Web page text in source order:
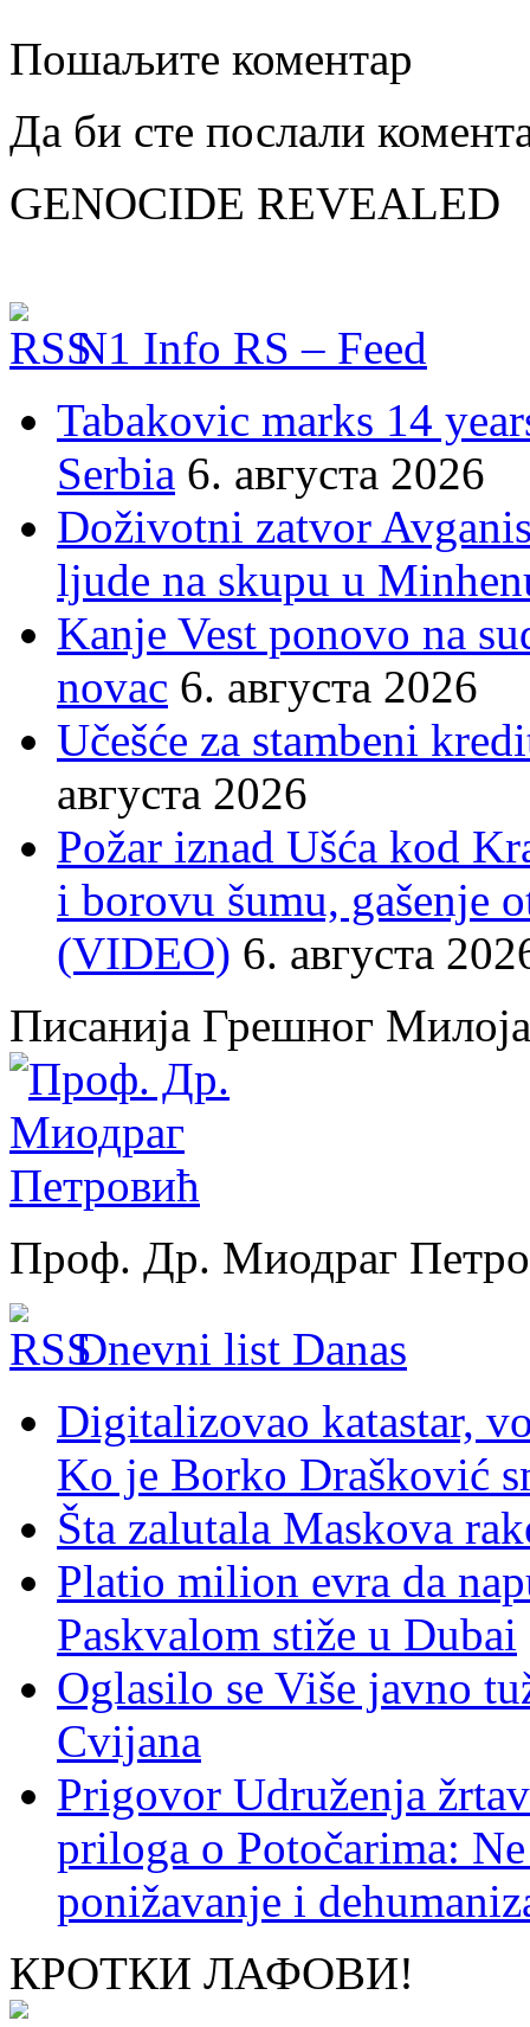
Пошаљите коментар
Да би сте послали
GENOCIDE REVEALED
N1 Info RS – Feed
Tabakovic marks 14
Serbia 6. августа 2026
Doživotni zatvor
ljude na skupu u
Kanje Vest ponovo na
novac 6. августа 2026
Učešće za stambeni
августа 2026
Požar iznad Ušća kod
i borovu šumu, gašenje
(VIDEO) 6. августа
Писанија Грешног Милоја
Проф. Др. Миодраг
Dnevni list Danas
Digitalizovao katastar,
Ko je Borko Drašković
Šta zalutala Maskova
Platio milion evra da
Paskvalom stiže u Dubai
Oglasilo se Više javno
Cvijana
Prigovor Udruženja
priloga o Potočarima:
ponižavanje i
КРОТКИ ЛАФОВИ!